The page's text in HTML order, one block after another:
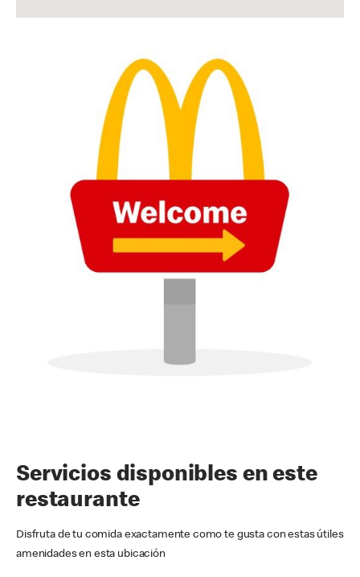
Servicios disponibles en este
restaurante
Disfruta de tu comida exactamente como te gusta con estas útiles
amenidades en esta ubicación